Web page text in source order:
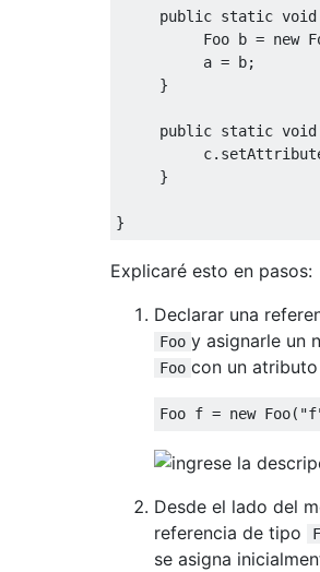
public static void
Foo b = new
          a
= b;
}
public static void
          c
.
}
}
Explicaré esto en pasos:
Declarar una
Foo y asignarle un
Foo con un atributo
Foo f = new Foo(
Desde el lado del
referencia de tipo
se asigna